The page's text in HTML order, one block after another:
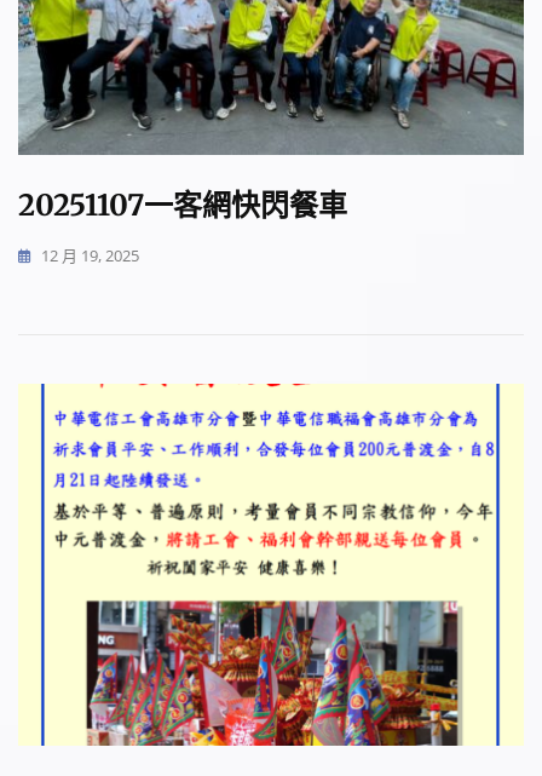
20251107一客網快閃餐車
12 月 19, 2025